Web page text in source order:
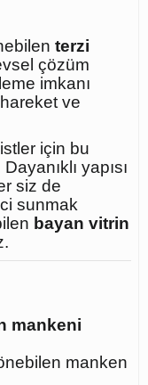
terzi
çözüm
imkanı
ve
için bu
yapısı
siz de
sunmak
bayan vitrin
mankeni
manken